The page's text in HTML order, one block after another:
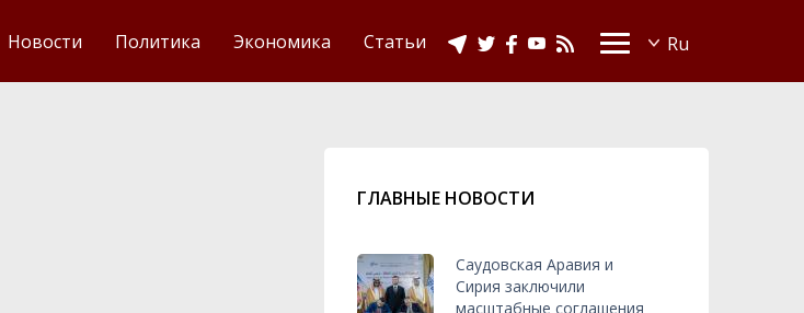
Новости Политика Экономика Статьи
ГЛАВНЫЕ НОВОСТИ
Саудовская Аравия и
Сирия заключили
масштабные соглашения